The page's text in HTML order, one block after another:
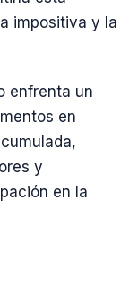
impositiva y la
enfrenta un
en
y
en la